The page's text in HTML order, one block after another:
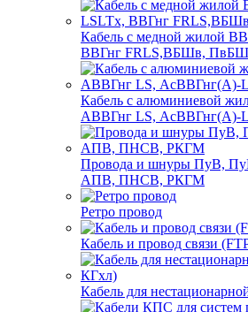
Кабель с медной жилой
ВВГнг FRLS,ВБШв,
Кабель с алюминиевой
АВВГнг LS,
Провода и шнуры ПуВ,
АПВ, ПНСВ, РКГМ
Ретро провод
Кабель и провод связи
Кабель для